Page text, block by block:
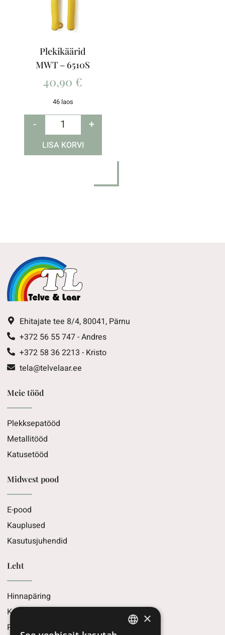
Plekikäärid
MWT – 6510S
40,90 €
46 laos
- +
LISA KORVI
Ehitajate tee 8/4, 80041, Pärnu
+372 56 55 747 - Andres
+372 58 36 2213 - Kristo
tela@telvelaar.ee
Meie tööd
Plekksepatööd
Metallitööd
Katusetööd
Midwest pood
E-pood
Kauplused
Kasutusjuhendid
Leht
Hinnapäring
Kontaktid
Privaatsuspoliitika
×